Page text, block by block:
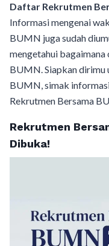
Daftar Rekrutmen
Informasi mengenai
BUMN juga sudah
mengetahui
BUMN. Siapkan dirimu
BUMN, simak
Rekrutmen Bersama
Rekrutmen
Dibuka!